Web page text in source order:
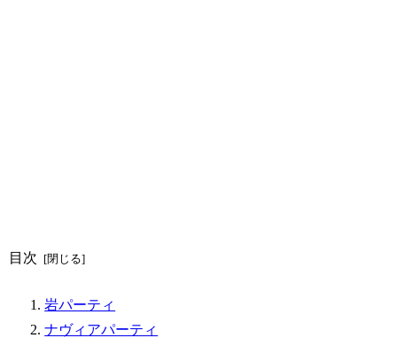
目次
岩パーティ
ナヴィアパーティ